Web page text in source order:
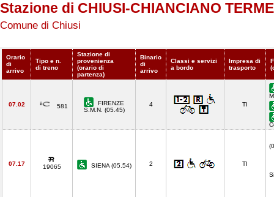
Stazione di CHIUSI-CHIANCIANO TERME
Comune di Chiusi
Orario
di
arrivo
Tipo e n.
di treno
Stazione di
provenienza
(orario di
partenza)
Binario
di
arrivo
Classi e servizi
a bordo
Impresa di
trasporto
07.02 581
FIRENZE
S.M.N. (05.45)
4 TI
07.17 19065 SIENA (05.54) 2 TI